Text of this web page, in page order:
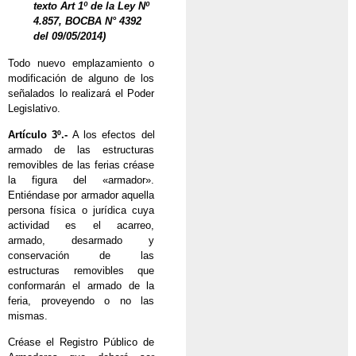
texto Art 1º de la Ley Nº
4.857, BOCBA N° 4392
del 09/05/2014)
Todo nuevo emplazamiento o
modificación de alguno de los
señalados lo realizará el Poder
Legislativo.
Artículo 3º.- A los efectos del
armado de las estructuras
removibles de las ferias créase
la figura del «armador».
Entiéndase por armador aquella
persona física o jurídica cuya
actividad es el acarreo,
armado, desarmado y
conservación de las
estructuras removibles que
conformarán el armado de la
feria, proveyendo o no las
mismas.
Créase el Registro Público de